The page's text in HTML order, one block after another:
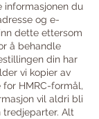
informasjonen du
og e-
dette ettersom
å behandle
din har
vi kopier av
HMRC-formål,
vil aldri bli
Alt